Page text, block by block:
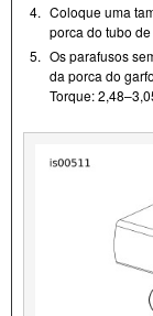
4. Coloque uma
porca do tubo
5. Os parafusos
da porca do
Torque: